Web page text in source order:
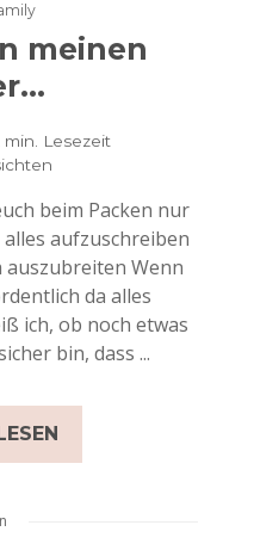
meinen
min. Lesezeit
beim Packen nur
aufzuschreiben
auszubreiten Wenn
da alles
ich, ob noch etwas
bin, dass ...